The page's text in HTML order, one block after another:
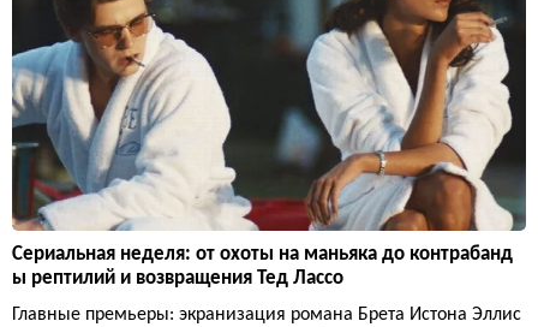
Сериальная неделя: от охоты на маньяка до контрабанд
ы рептилий и возвращения Тед Лассо
Главные премьеры: экранизация романа Брета Истона Эллис